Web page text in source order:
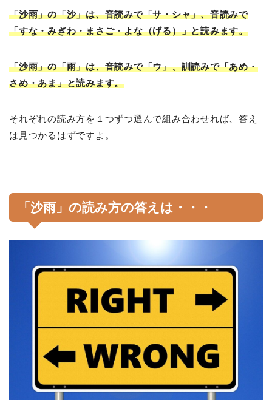
「沙雨」の「沙」は、音読みで「サ・シャ」、音読みで
「すな・みぎわ・まさご・よな（げる）」と読みます。
「沙雨」の「雨」は、音読みで「ウ」、訓読みで「あめ・
さめ・あま」と読みます。
それぞれの読み方を１つずつ選んで組み合わせれば、答え
は見つかるはずですよ。
「沙雨」の読み方の答えは・・・